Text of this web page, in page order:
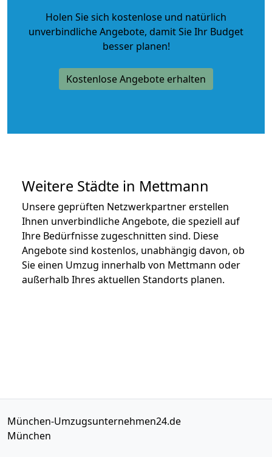
Holen Sie sich kostenlose und natürlich
unverbindliche Angebote, damit Sie Ihr Budget
besser planen!
Kostenlose Angebote erhalten
Weitere Städte in Mettmann
Unsere geprüften Netzwerkpartner erstellen
Ihnen unverbindliche Angebote, die speziell auf
Ihre Bedürfnisse zugeschnitten sind. Diese
Angebote sind kostenlos, unabhängig davon, ob
Sie einen Umzug innerhalb von Mettmann oder
außerhalb Ihres aktuellen Standorts planen.
München-Umzugsunternehmen24.de
München